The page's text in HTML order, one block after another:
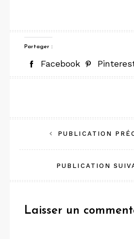
Partager :
Facebook
Navigation
de
l’article
PUBLICATION
PUBLICATION
Laisser un